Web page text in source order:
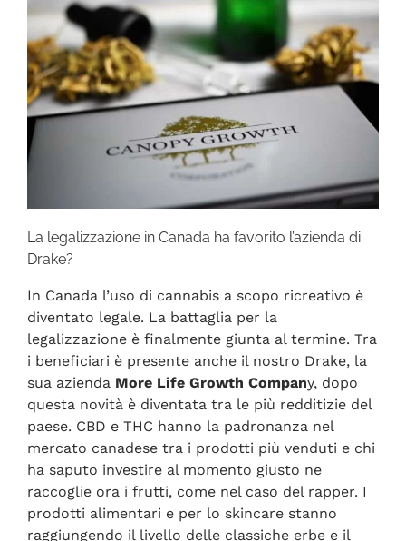
La legalizzazione in Canada ha favorito l’azienda di
Drake?
In Canada l’uso di cannabis a scopo ricreativo è
diventato legale. La battaglia per la
legalizzazione è finalmente giunta al termine. Tra
i beneficiari è presente anche il nostro Drake, la
sua azienda More Life Growth Company, dopo
questa novità è diventata tra le più redditizie del
paese. CBD e THC hanno la padronanza nel
mercato canadese tra i prodotti più venduti e chi
ha saputo investire al momento giusto ne
raccoglie ora i frutti, come nel caso del rapper. I
prodotti alimentari e per lo skincare stanno
raggiungendo il livello delle classiche erbe e il